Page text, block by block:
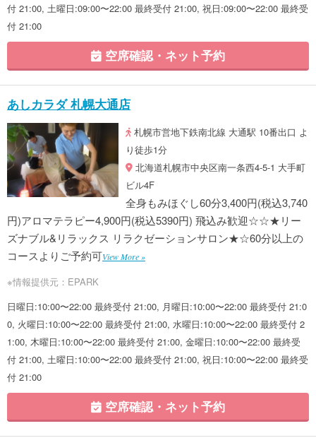
付 21:00, 土曜日:09:00〜22:00 最終受付 21:00, 祝日:09:00〜22:00 最終受
付 21:00
空席確認・ネット予約
あしカラダ 札幌大通店
札幌市営地下鉄南北線 大通駅 10番出口 よ
り徒歩1分
北海道札幌市中央区南一条西4-5-1 大手町
ビル4F
全身もみほぐし60分3,400円(税込3,740
円)アロマテラピー4,900円(税込5390円) 飛込み歓迎☆☆★リー
ズナブル&リラックス リラクゼーションサロン★☆60分以上の
コースよりご予約可View More »
※情報提供元：EPARK
日曜日:10:00〜22:00 最終受付 21:00, 月曜日:10:00〜22:00 最終受付 21:0
0, 火曜日:10:00〜22:00 最終受付 21:00, 水曜日:10:00〜22:00 最終受付 2
1:00, 木曜日:10:00〜22:00 最終受付 21:00, 金曜日:10:00〜22:00 最終受
付 21:00, 土曜日:10:00〜22:00 最終受付 21:00, 祝日:10:00〜22:00 最終受
付 21:00
空席確認・ネット予約